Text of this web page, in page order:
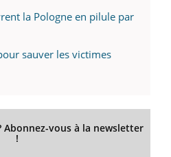
la Pologne en pilule par
sauver les victimes
Abonnez-vous à la newsletter
!